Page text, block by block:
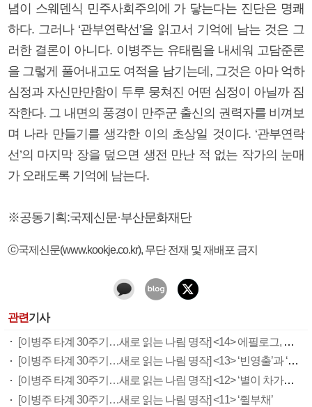
념이 스웨덴식 민주사회주의에 가 닿는다는 진단은 명쾌
하다. 그러나 ‘관부연락선’을 읽고서 기억에 남는 것은 그
러한 결론이 아니다. 이병주는 유태림을 내세워 고담준론
을 그렇게 풀어내고도 여적을 남기는데, 그것은 아마 억하
심정과 자신만만함이 두루 뭉쳐진 어떤 심정이 아닐까 짐
작한다. 그 내면의 풍경이 만주군 출신의 권력자를 비껴보
며 나라 만들기를 생각한 이의 초상일 것이다. ‘관부연락
선’의 마지막 장을 덮으면 생전 만난 적 없는 작가의 눈매
가 오래도록 기억에 남는다.
※공동기획:국제신문·부산문화재단
ⓒ국제신문(www.kookje.co.kr), 무단 전재 및 재배포 금지
관련기사
[이병주 타계 30주기…새로 읽는 나림 명작] <14> 에필로그, 이제 다시 시작이다
[이병주 타계 30주기…새로 읽는 나림 명작] <13> ‘빈영출’과 ‘박사상회’
[이병주 타계 30주기…새로 읽는 나림 명작] <12> ‘별이 차가운 밤이면’
[이병주 타계 30주기…새로 읽는 나림 명작] <11> ‘쥘부채’